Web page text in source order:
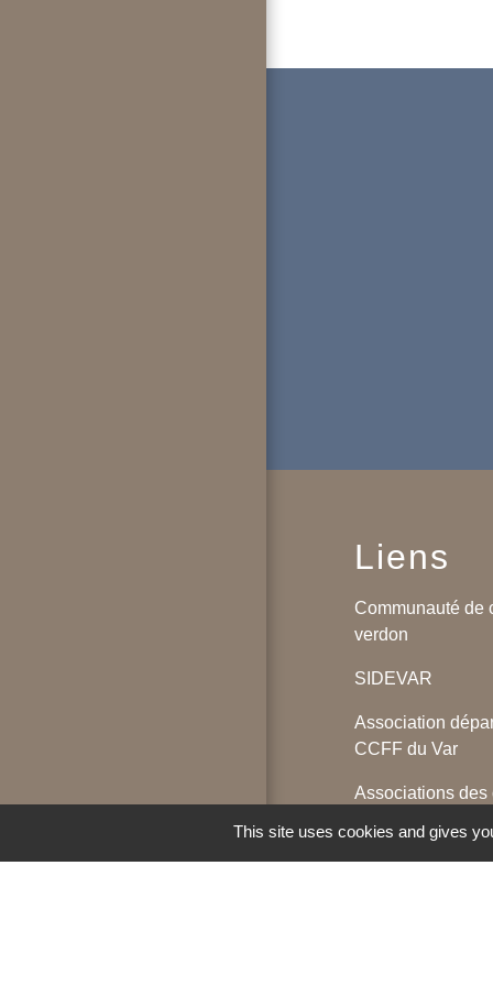
Liens
Communauté de
verdon
SIDEVAR
Association
CCFF du Var
Associations des
Association des
This site uses cookies and gives